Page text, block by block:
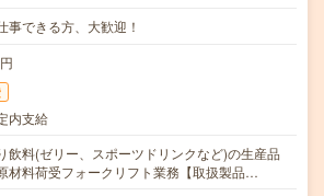
事できる方、大歓迎！
内支給
飲料(ゼリー、スポーツドリンクなど)の生産品
材料荷受フォークリフト業務【取扱製品…